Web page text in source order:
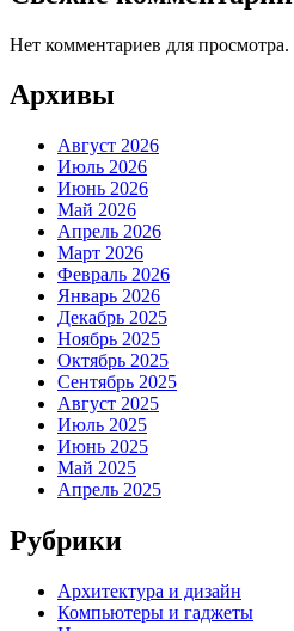
Нет комментариев для просмотра.
Архивы
Август 2026
Июль 2026
Июнь 2026
Май 2026
Апрель 2026
Март 2026
Февраль 2026
Январь 2026
Декабрь 2025
Ноябрь 2025
Октябрь 2025
Сентябрь 2025
Август 2025
Июль 2025
Июнь 2025
Май 2025
Апрель 2025
Рубрики
Архитектура и дизайн
Компьютеры и гаджеты